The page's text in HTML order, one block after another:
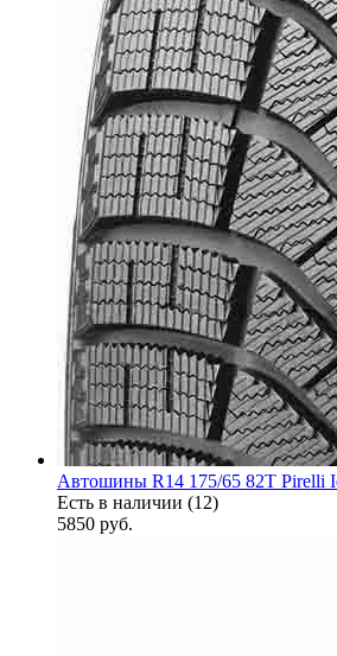
Автошины R14 175/65 82T Pirelli
Есть в наличии (12)
5850 руб.